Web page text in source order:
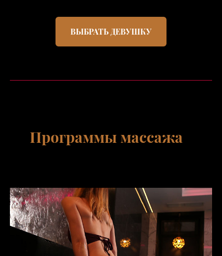
ВЫБРАТЬ ДЕВУШКУ
Программы массажа